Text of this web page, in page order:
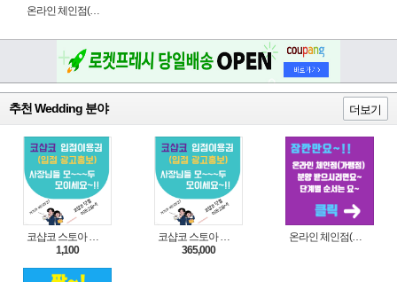
온라인 체인점(가맹점) 분양순서(필독)
추천 Wedding 분야 더보기
코샵코 스토아 입점 1일 이용권
1,100
코샵코 스토아 입점 1년 이용권
365,000
온라인 체인점(가맹점) 분양순서(필독)